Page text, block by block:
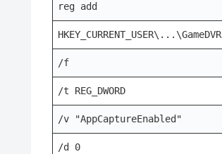
reg add
HKEY_CURRENT_USER\...\GameDVR
/f
/t REG_DWORD
/v "AppCaptureEnabled"
/d 0